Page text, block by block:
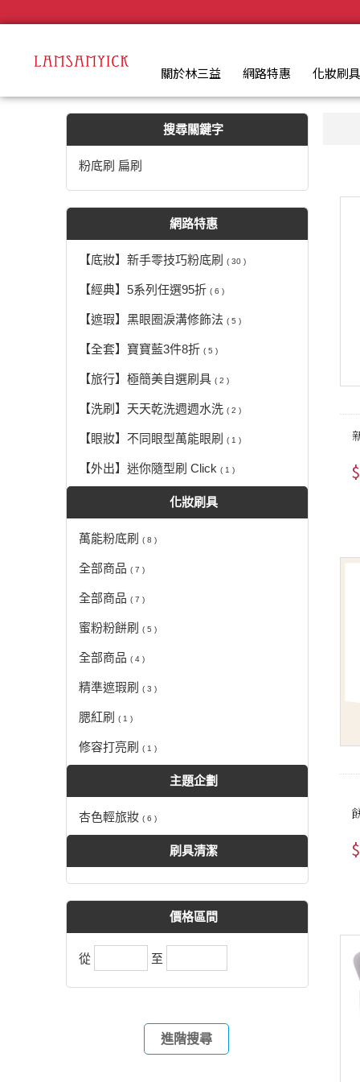
關於林三益 網路特惠 化妝刷具
搜尋關鍵字
粉底刷 扁刷
網路特惠
【底妝】新手零技巧粉底刷 ( 30 )
【經典】5系列任選95折 ( 6 )
【遮瑕】黑眼圈淚溝修飾法 ( 5 )
【全套】寶寶藍3件8折 ( 5 )
【旅行】極簡美自選刷具 ( 2 )
【洗刷】天天乾洗週週水洗 ( 2 )
【眼妝】不同眼型萬能眼刷 ( 1 )
【外出】迷你隨型刷 Click ( 1 )
化妝刷具
萬能粉底刷 ( 8 )
全部商品 ( 7 )
全部商品 ( 7 )
蜜粉粉餅刷 ( 5 )
全部商品 ( 4 )
精準遮瑕刷 ( 3 )
腮紅刷 ( 1 )
修容打亮刷 ( 1 )
主題企劃
杏色輕旅妝 ( 6 )
刷具清潔
價格區間
從 至
進階搜尋